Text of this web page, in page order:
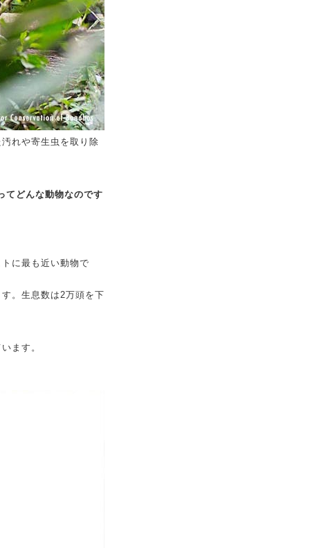
れや寄生虫を取り除
てどんな動物なのです
に最も近い動物で
。生息数は2万頭を下
ます。